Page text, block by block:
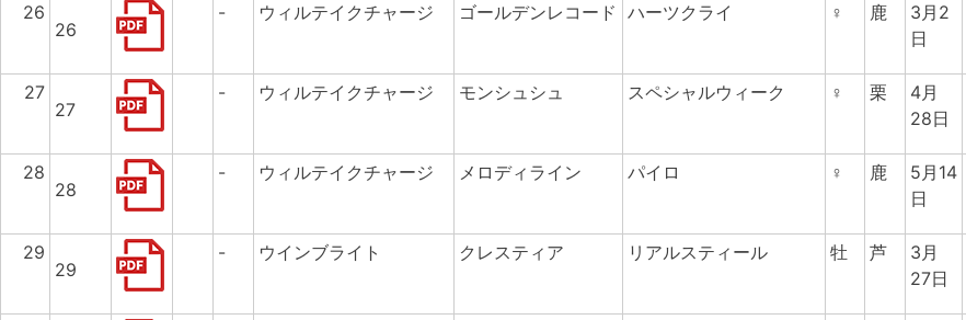
26
26
- ウィルテイクチャージ ゴールデンレコード ハーツクライ ♀ 鹿
3月2
日
27
27
- ウィルテイクチャージ モンシュシュ スペシャルウィーク ♀ 栗
4月
28日
28
28
- ウィルテイクチャージ メロディライン パイロ ♀ 鹿
5月14
日
29
29
- ウインブライト クレスティア リアルスティール 牡 芦
3月
27日